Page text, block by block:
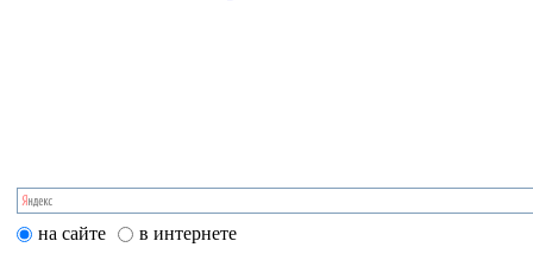
на сайте в интернете